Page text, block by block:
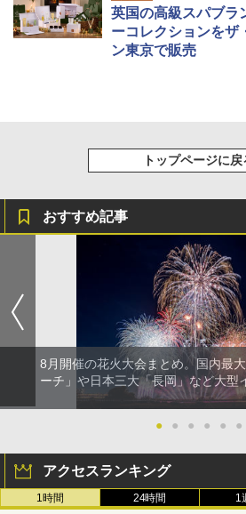
英国の高級スパブラ
ーコレクションをザ
ン東京で販売
トップページに戻
おすすめ記事
8月開催の花火大会まとめ。国内最
ーチ」や日本三大「長岡」など大型
● ● ● ● ● ●
アクセスランキング
1時間 24時間 1